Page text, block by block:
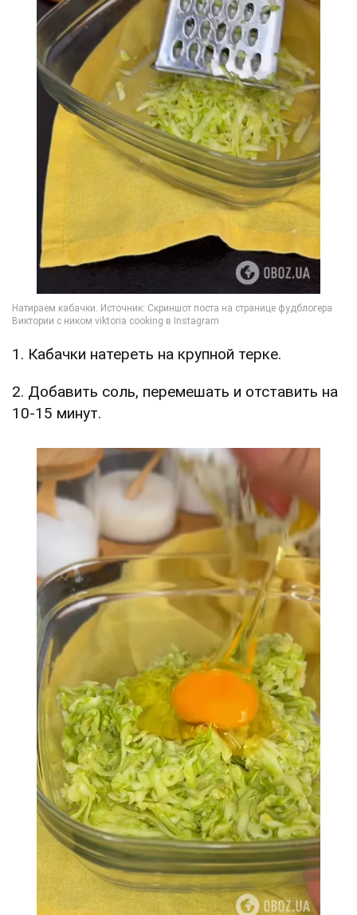
1. Кабачки натереть на крупной терке.
2. Добавить соль, перемешать и отставить на
10-15 минут.